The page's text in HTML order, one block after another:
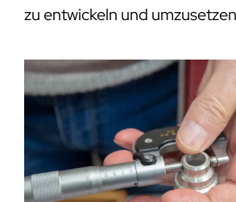
zu entwickeln und